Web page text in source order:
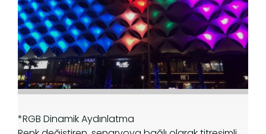
*RGB Dinamik Aydınlatma